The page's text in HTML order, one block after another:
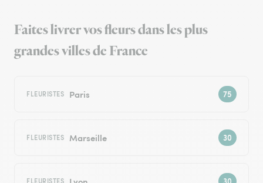
Faites livrer vos fleurs dans les plus
grandes villes de France
FLEURISTES Paris
FLEURISTES Marseille
FLEURISTES